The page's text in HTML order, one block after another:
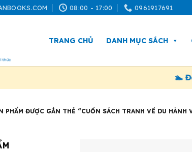
08:00 - 17:00 0961917691
TRANG CHỦ DANH MỤC SÁCH
🏊
PHẨM ĐƯỢC GẮN THẺ “CUỐN SÁCH TRANH VỀ DU HÀNH